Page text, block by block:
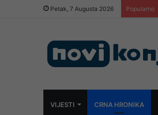
Petak, 7 Augusta 2026 Popularno
VIJESTI CRNA HRONIKA